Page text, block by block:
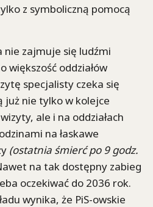
z symboliczną pomocą
nie zajmuje się ludźmi
większość oddziałów
specjalisty czeka się
już nie tylko w kolejce
ale i na oddziałach
na łaskawe
(ostatnia śmierć po 9 godz.
na tak dostępny zabieg
oczekiwać do 2036 rok.
wynika, że PiS-owskie